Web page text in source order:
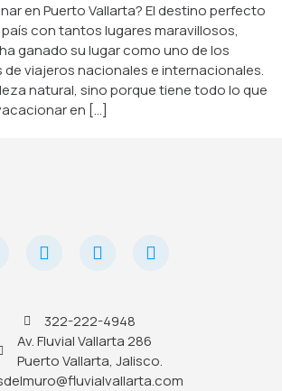
en Puerto Vallarta? El destino perfecto
con tantos lugares maravillosos,
ganado su lugar como uno de los
viajeros nacionales e internacionales.
natural, sino porque tiene todo lo que
en […]
322-222-4948
Av. Fluvial Vallarta 286
Puerto Vallarta, Jalisco.